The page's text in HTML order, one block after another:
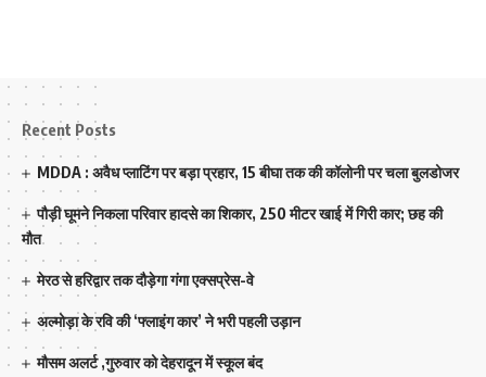
Recent Posts
MDDA : अवैध प्लाटिंग पर बड़ा प्रहार, 15 बीघा तक की कॉलोनी पर चला बुलडोजर
पौड़ी घूमने निकला परिवार हादसे का शिकार, 250 मीटर खाई में गिरी कार; छह की
मौत
मेरठ से हरिद्वार तक दौड़ेगा गंगा एक्सप्रेस-वे
अल्मोड़ा के रवि की ‘फ्लाइंग कार’ ने भरी पहली उड़ान
मौसम अलर्ट ,गुरुवार को देहरादून में स्कूल बंद